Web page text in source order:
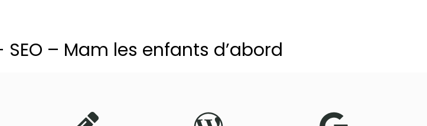
– Mam les enfants d’abord